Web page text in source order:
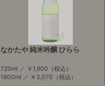
なかたや 純米吟醸 ひらら
720ml ／ ￥1,900 （税込）
1800ml ／ ￥3,070 （税込）